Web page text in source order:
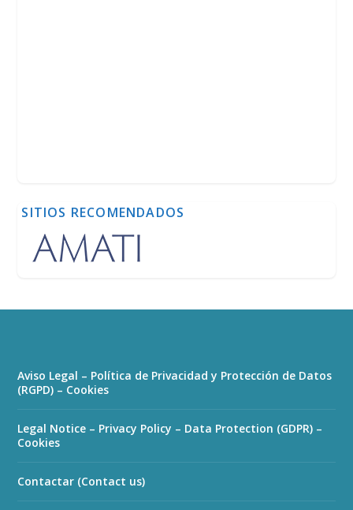
SITIOS RECOMENDADOS
Aviso Legal – Política de Privacidad y Protección de Datos
(RGPD) – Cookies
Legal Notice – Privacy Policy – Data Protection (GDPR) –
Cookies
Contactar (Contact us)